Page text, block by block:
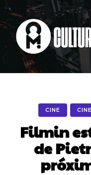
CINE
Filmin
de